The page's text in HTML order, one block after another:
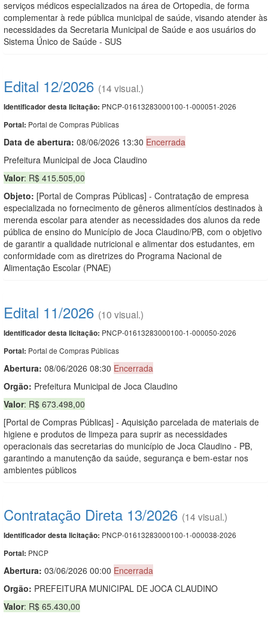
serviços médicos especializados na área de Ortopedia, de forma
complementar à rede pública municipal de saúde, visando atender às
necessidades da Secretaria Municipal de Saúde e aos usuários do
Sistema Único de Saúde - SUS
Edital 12/2026 (14 visual.)
Identificador desta licitação: PNCP-01613283000100-1-000051-2026
Portal: Portal de Compras Públicas
Data de abertura: 08/06/2026 13:30 Encerrada
Prefeitura Municipal de Joca Claudino
Valor: R$ 415.505,00
Objeto: [Portal de Compras Públicas] - Contratação de empresa
especializada no fornecimento de gêneros alimentícios destinados à
merenda escolar para atender as necessidades dos alunos da rede
pública de ensino do Município de Joca Claudino/PB, com o objetivo
de garantir a qualidade nutricional e alimentar dos estudantes, em
conformidade com as diretrizes do Programa Nacional de
Alimentação Escolar (PNAE)
Edital 11/2026 (10 visual.)
Identificador desta licitação: PNCP-01613283000100-1-000050-2026
Portal: Portal de Compras Públicas
Abertura: 08/06/2026 08:30 Encerrada
Orgão: Prefeitura Municipal de Joca Claudino
Valor: R$ 673.498,00
[Portal de Compras Públicas] - Aquisição parcelada de materiais de
higiene e produtos de limpeza para suprir as necessidades
operacionais das secretarias do município de Joca Claudino - PB,
garantindo a manutenção da saúde, segurança e bem-estar nos
ambientes públicos
Contratação Direta 13/2026 (14 visual.)
Identificador desta licitação: PNCP-01613283000100-1-000038-2026
Portal: PNCP
Abertura: 03/06/2026 00:00 Encerrada
Orgão: PREFEITURA MUNICIPAL DE JOCA CLAUDINO
Valor: R$ 65.430,00